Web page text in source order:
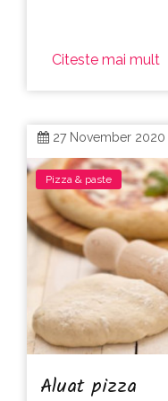
Citeste mai mult
27 November 2020
Pizza & paste
Aluat pizza